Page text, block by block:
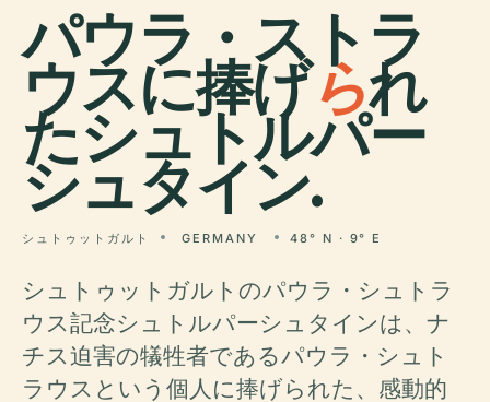
パウラ・ストラ
ウスに捧げられ
たシュトルパー
シュタイン.
シュトゥットガルト GERMANY 48° N · 9° E
シュトゥットガルトのパウラ・シュトラ
ウス記念シュトルパーシュタインは、ナ
チス迫害の犠牲者であるパウラ・シュト
ラウスという個人に捧げられた、感動的